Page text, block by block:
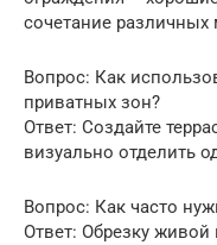
сочетание различных
Вопрос: Как
приватных зон?
Ответ: Создайте
визуально отделить
Вопрос: Как часто
Ответ: Обрезку